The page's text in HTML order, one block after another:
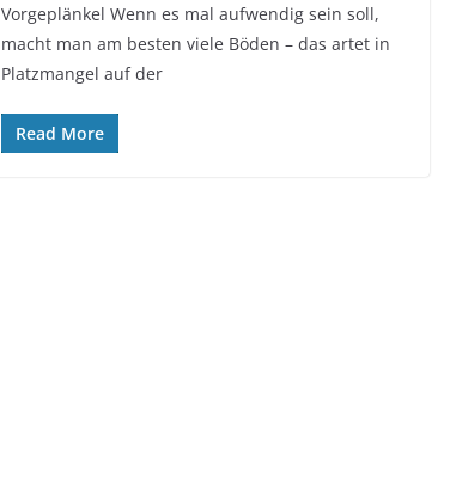
Vorgeplänkel Wenn es mal aufwendig sein soll,
macht man am besten viele Böden – das artet in
Platzmangel auf der
Read More